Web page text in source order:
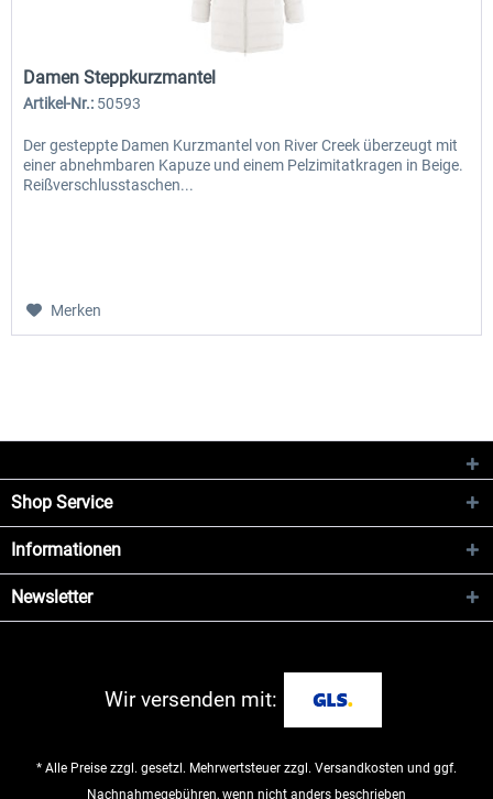
Damen Steppkurzmantel
Artikel-Nr.: 50593
Der gesteppte Damen Kurzmantel von River Creek überzeugt mit
einer abnehmbaren Kapuze und einem Pelzimitatkragen in Beige.
Reißverschlusstaschen...
Merken
Shop Service
Informationen
Newsletter
Wir versenden mit:
* Alle Preise zzgl. gesetzl. Mehrwertsteuer zzgl. Versandkosten und ggf.
Nachnahmegebühren, wenn nicht anders beschrieben